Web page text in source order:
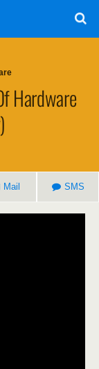
Hard­ware
Mail SMS